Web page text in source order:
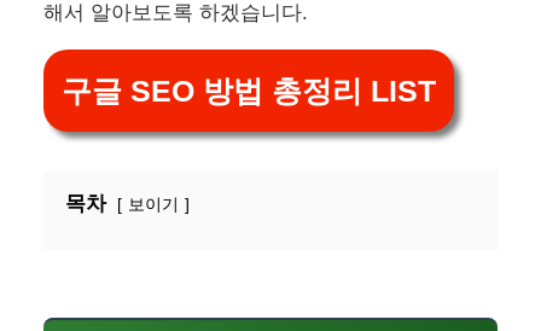
해서 알아보도록 하겠습니다.
구글 SEO 방법 총정리 LIST
목차 보이기